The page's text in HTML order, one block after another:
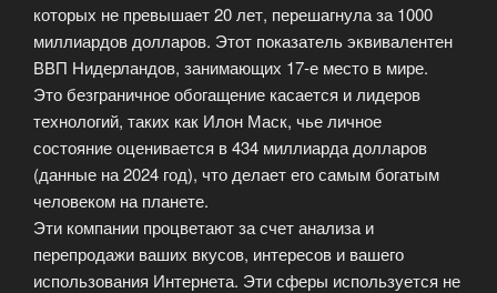
которых не превышает 20 лет, перешагнула за 1000
миллиардов долларов. Этот показатель эквивалентен
ВВП Нидерландов, занимающих 17-е место в мире.
Это безграничное обогащение касается и лидеров
технологий, таких как Илон Маск, чье личное
состояние оценивается в 434 миллиарда долларов
(данные на 2024 год), что делает его самым богатым
человеком на планете.
Эти компании процветают за счет анализа и
перепродажи ваших вкусов, интересов и вашего
использования Интернета. Эти сферы используется не